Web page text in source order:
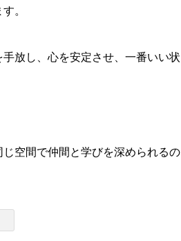
。
放し、心を安定させ、一番いい状
空間で仲間と学びを深められるの